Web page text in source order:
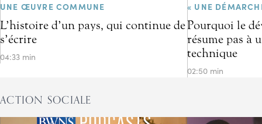
UNE ŒUVRE COMMUNE
L’histoire d’un pays, qui continue de
s’écrire
04:33 min
« UNE
Pourquoi le
résume pas à
technique
02:50 min
ACTION SOCIALE